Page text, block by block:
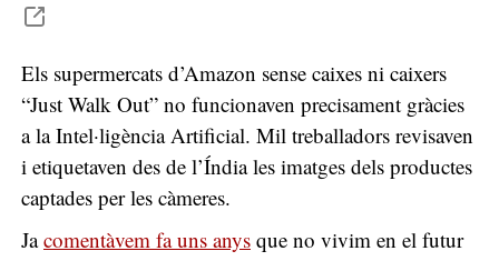
Els supermercats d’Amazon sense caixes ni caixers
“Just Walk Out” no funcionaven precisament gràcies
a la Intel·ligència Artificial. Mil treballadors revisaven
i etiquetaven des de l’Índia les imatges dels productes
captades per les càmeres.
Jacomentàvem fa uns anys que no vivim en el futur